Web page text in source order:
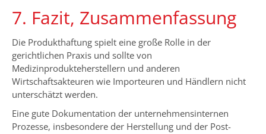
7. Fazit, Zusammenfassung
Die Produkthaftung spielt eine große Rolle in der
gerichtlichen Praxis und sollte von
Medizinprodukteherstellern und anderen
Wirtschaftsakteuren wie Importeuren und Händlern nicht
unterschätzt werden.
Eine gute Dokumentation der unternehmensinternen
Prozesse, insbesondere der Herstellung und der Post-